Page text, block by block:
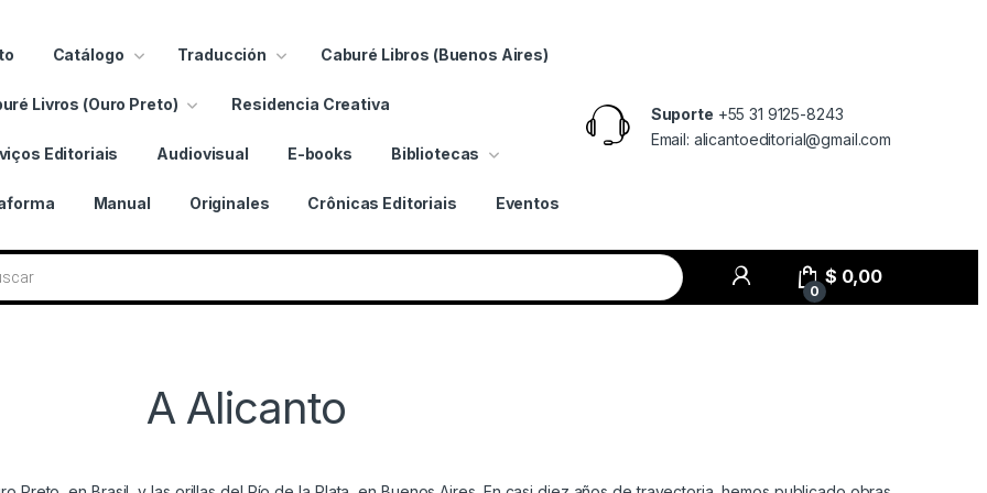
Catálogo Traducción Caburé Libros (Buenos Aires)
Livros (Ouro Preto) Residencia Creativa
Editoriais Audiovisual E-books Bibliotecas
Manual Originales Crônicas Editoriais Eventos
Suporte +55 31 9125-8243
Email: alicantoeditorial@gmail.com
0
$ 0,00
A Alicanto